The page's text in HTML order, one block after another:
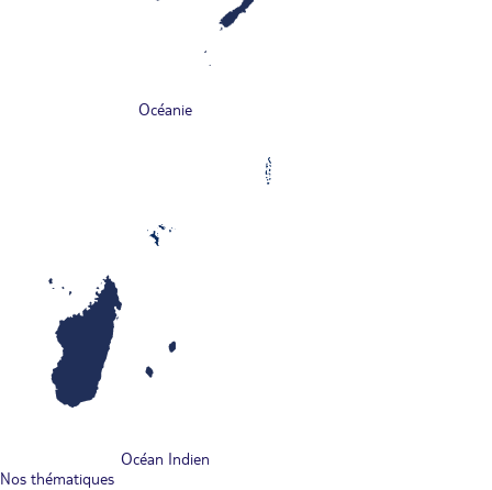
Océanie
Océan Indien
Nos thématiques